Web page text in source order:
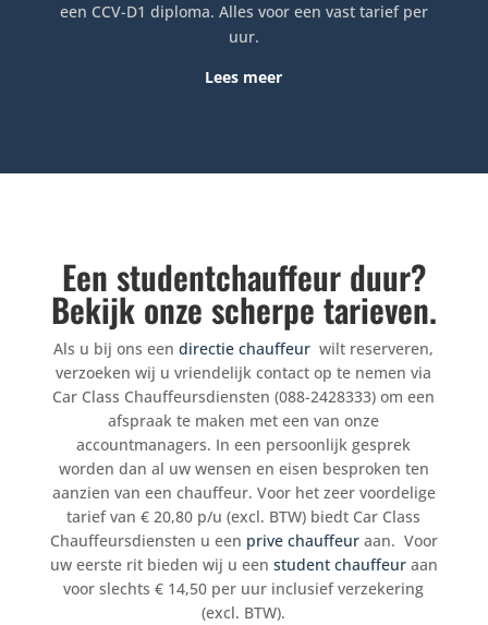
een CCV-D1 diploma. Alles voor een vast tarief per
uur.
Lees meer
Een studentchauffeur duur?
Bekijk onze scherpe tarieven.
Als u bij ons een directie chauffeur wilt reserveren,
verzoeken wij u vriendelijk contact op te nemen via
Car Class Chauffeursdiensten (088-2428333) om een
afspraak te maken met een van onze
accountmanagers. In een persoonlijk gesprek
worden dan al uw wensen en eisen besproken ten
aanzien van een chauffeur. Voor het zeer voordelige
tarief van € 20,80 p/u (excl. BTW) biedt Car Class
Chauffeursdiensten u een prive chauffeur aan. Voor
uw eerste rit bieden wij u een student chauffeur aan
voor slechts € 14,50 per uur inclusief verzekering
(excl. BTW).